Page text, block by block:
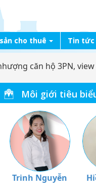
cho thuê Tin tức
căn hộ 3PN,
Môi giới tiêu
Trinh Nguyễn